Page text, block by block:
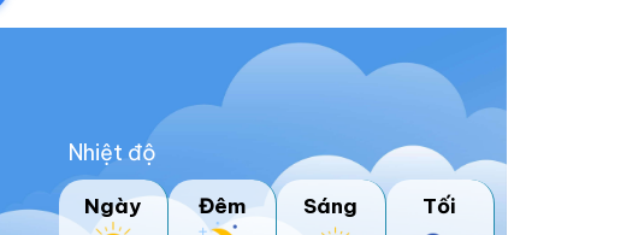
Nhiệt độ
Ngày Đêm Sáng Tối